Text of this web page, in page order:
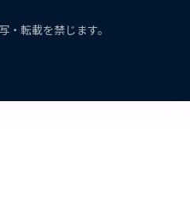
・転載を禁じます。